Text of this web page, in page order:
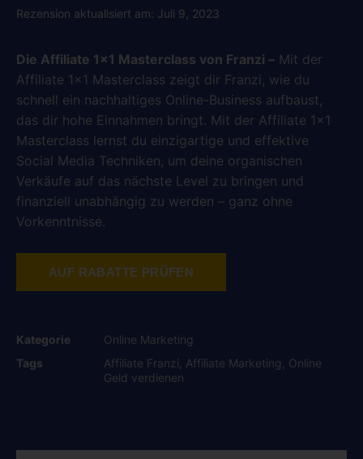
Rezension aktualisiert am: Juli 9, 2023
Die Affiliate 1×1 Masterclass von Franzi – Mit der
Affiliate 1×1 Masterclass zeigt dir Franzi, wie du
schnell ein nachhaltiges Online-Business aufbaust,
das dir hohe Einnahmen bringt. Mit der Affiliate 1×1
Masterclass lernst du einzigartige und effektive
Social Media Techniken, um deine organischen
Verkäufe auf das nächste Level zu bringen und
finanziell unabhängig zu werden – ganz ohne
Vorkenntnisse.
AUF RABATTE PRÜFEN
Kategorie
Online Marketing
Tags
Affiliate Franzi Affiliate Marketing
Online
Geld verdienen